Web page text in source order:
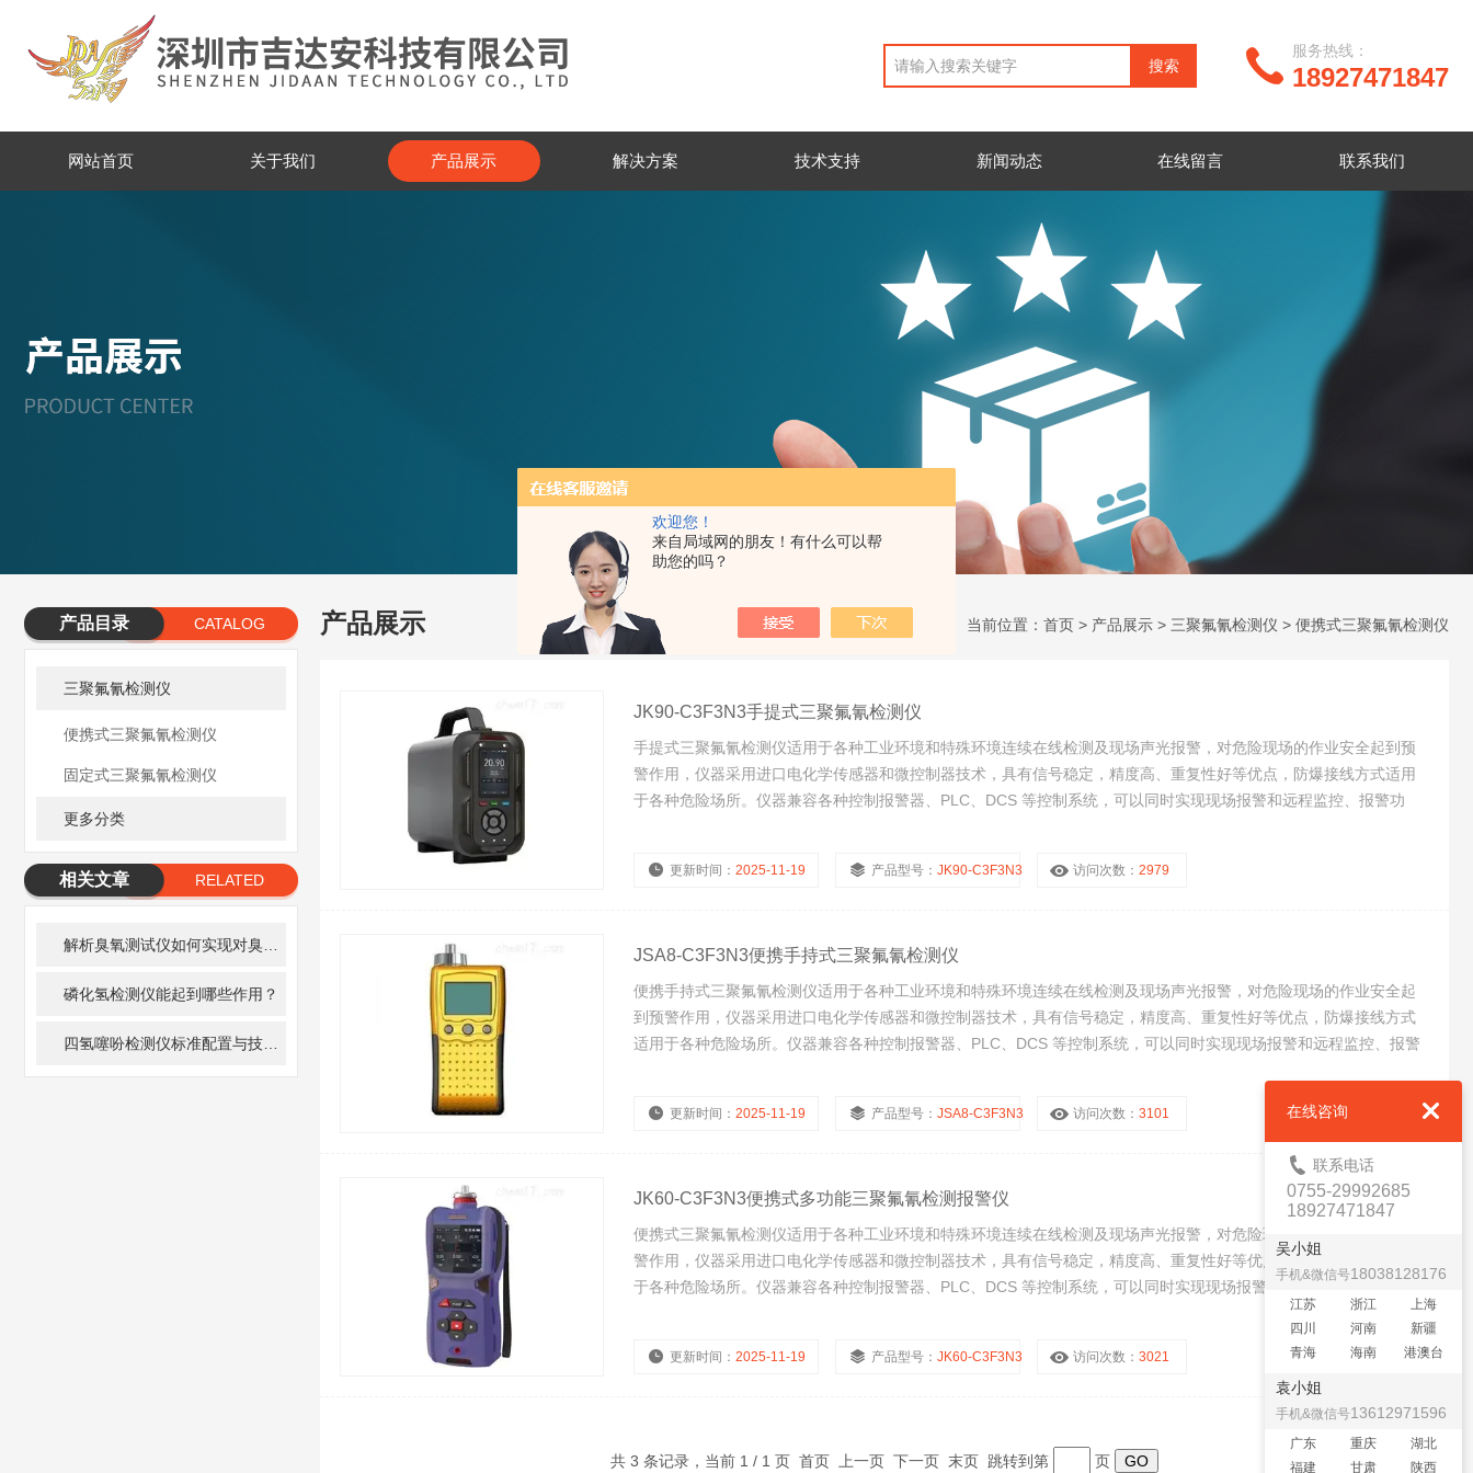
欢迎您！
来自局域网的朋友！有什么可以帮
助您的吗？
18927471847
服务热线：
网站首页 关于我们 产品展示 解决方案 技术支持 新闻动态 在线留言 联系我们
产品目录 CATALOG
三聚氟氰检测仪
便携式三聚氟氰检测仪
固定式三聚氟氰检测仪
更多分类
相关文章
RELATED
磷化氢检测仪能起到哪些作用？
产品展示 当前位置： 首页 > 产品展示 > 三聚氟氰检测仪 > 便携式三聚氟氰检测仪
JK90-C3F3N3手提式三聚氟氰检测仪
手提式三聚氟氰检测仪适用于各种工业环境和特殊环境连续在线检测及现场声光报警，对危险现场的作业安全起到预
警作用，仪器采用进口电化学传感器和微控制器技术，具有信号稳定，精度高、重复性好等优点，防爆接线方式适用
于各种危险场所。仪器兼容各种控制报警器、PLC、DCS 等控制系统，可以同时实现现场报警和远程监控、报警功
更新时间：2025-11-19 产品型号：JK90-C3F3N3 访问次数：2979
JSA8-C3F3N3便携手持式三聚氟氰检测仪
便携手持式三聚氟氰检测仪适用于各种工业环境和特殊环境连续在线检测及现场声光报警，对危险现场的作业安全起
到预警作用，仪器采用进口电化学传感器和微控制器技术，具有信号稳定，精度高、重复性好等优点，防爆接线方式
适用于各种危险场所。仪器兼容各种控制报警器、PLC、DCS 等控制系统，可以同时实现现场报警和远程监控、报警
更新时间：2025-11-19 产品型号：JSA8-C3F3N3 访问次数：3101
JK60-C3F3N3便携式多功能三聚氟氰检测报警仪
便携式三聚氟氰检测仪适用于各种工业环境和特殊环境连续在线检测及现场声光报警，对危险现场的作业安全起到预
警作用，仪器采用进口电化学传感器和微控制器技术，具有信号稳定，精度高、重复性好等优点，防爆接线方式适用
于各种危险场所。仪器兼容各种控制报警器、PLC、DCS 等控制系统，可以同时实现现场报警和远程监控、报警功
更新时间：2025-11-19 产品型号：JK60-C3F3N3 访问次数：3021
共 3 条记录，当前 1 / 1 页 首页 上一页 下一页 末页 跳转到第 页
在线咨询
联系电话
0755-29992685
18927471847
吴小姐
手机&微信号18038128176
江苏 浙江
上海
四川
河南
新疆
青海
海南 港澳台
袁小姐
手机&微信号13612971596
广东 重庆
湖北
福建
甘肃 陕西